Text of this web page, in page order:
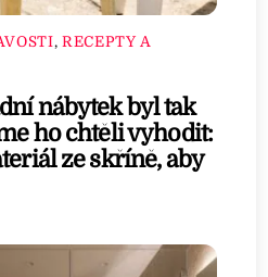
, RECEPTY A
nábytek byl tak
ho chtěli vyhodit:
ze skříně, aby